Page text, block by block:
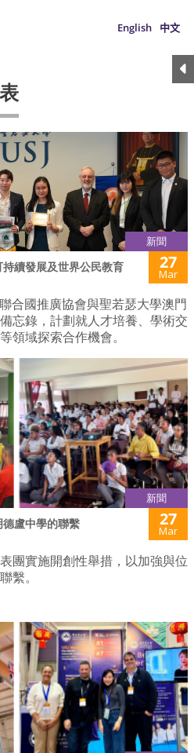
English 中文
新聞
續發展及世界公民教育 27
Mar
合國推廣協會與聖若瑟大學澳門
忘錄，計劃就人才培養、學術交
領域探索合作機會。
新聞
盧中學的聯繫 27
Mar
團實施開創性舉措，以加強與位
繫。